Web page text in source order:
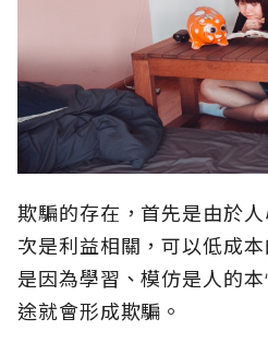
欺騙的存在，首先是由於
次是利益相關，可以低成
是因為學習、模仿是人的
途就會形成欺騙。